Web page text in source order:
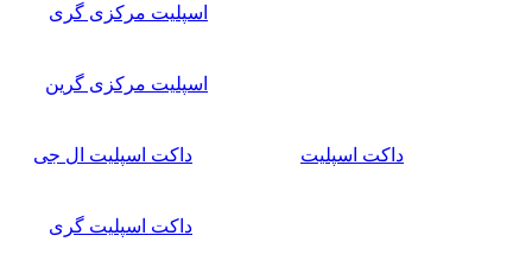
اسپلیت مرکزی گری
اسپلیت مرکزی گرین
داکت اسپلیت داکت اسپلیت ال جی
داکت اسپلیت گری